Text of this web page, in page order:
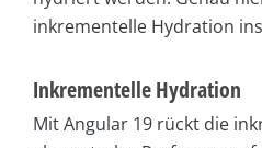
inkrementelle Hydration
Inkrementelle Hydration
Mit Angular 19 rückt die